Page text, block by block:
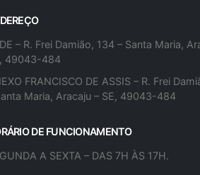
– R. Frei Damião, 134 – Santa Maria,
49043-484
FRANCISCO DE ASSIS – R. Frei
Maria, Aracaju – SE, 49043-484
DE FUNCIONAMENTO
A SEXTA – DAS 7H ÀS 17H.